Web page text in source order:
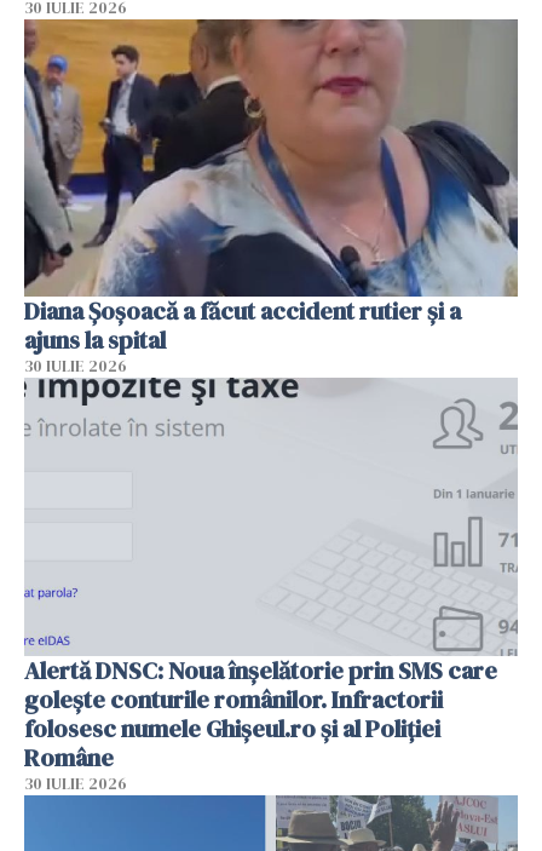
30 IULIE 2026
Diana Șoșoacă a făcut accident rutier și a
ajuns la spital
30 IULIE 2026
Alertă DNSC: Noua înșelătorie prin SMS care
golește conturile românilor. Infractorii
folosesc numele Ghișeul.ro și al Poliției
Române
30 IULIE 2026